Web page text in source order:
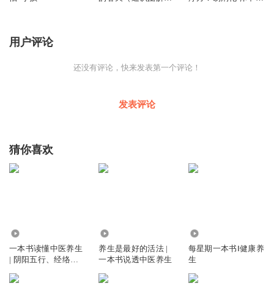
用户评论
还没有评论，快来发表第一个评论！
发表评论
猜你喜欢
一本书读懂中医养生
| 阴阳五行、经络养
养生是最好的活法 |
一本书说透中医养生
每星期一本书Ⅰ健康养
生